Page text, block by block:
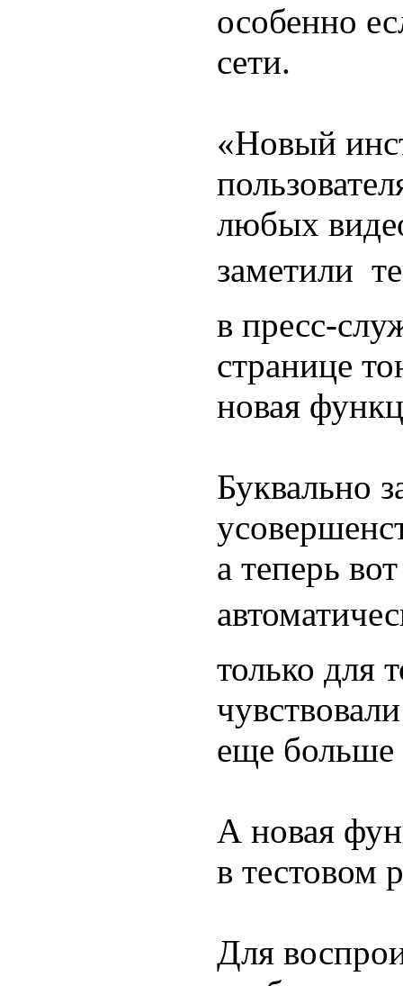
особенно
сети.
«Новый
любых
заметили 
в пресс-
странице
новая
Буквально
а теперь
только для
еще больше
А новая
в тестовом
Для